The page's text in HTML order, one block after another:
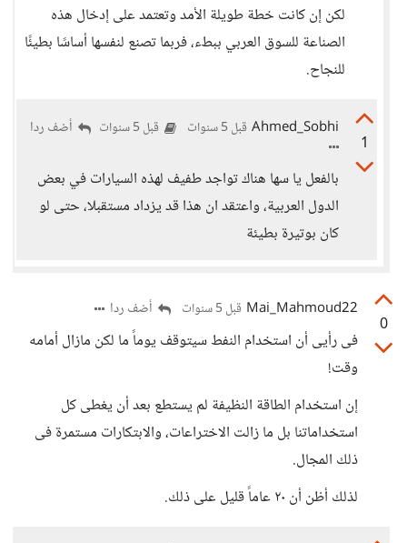
لكن إن كانت خطة طويلة الأمد وتعتمد على إدخال هذه
الصناعة للسوق العربي ببطء، فربما تصنع لنفسها أساسًا بطيئًا
للنجاح.
1
Ahmed_Sobhi قبل 5 سنوات قبل 5 سنوات أضف ردا
بالفعل يا سها هناك تواجد طفيف لهذه السيارات في بعض
الدول العربية، واعتقد ان هذا قد يزداد مستقبلا، حتى لو
كان بوتيرة بطيئة
0
Mai_Mahmoud22 قبل 5 سنوات أضف ردا
فى رأيى أن استخدام النفط سيتوقف يوماً ما لكن مازال أمامه
وقت!
إن استخدام الطاقة النظيفة لم يستطع بعد أن يغطى كل
استخداماتنا بل ما زالت الاختراعات، والابتكارات مستمرة فى
ذلك المجال.
لذلك أظن أن ٢٠ عاماً قليل على ذلك.